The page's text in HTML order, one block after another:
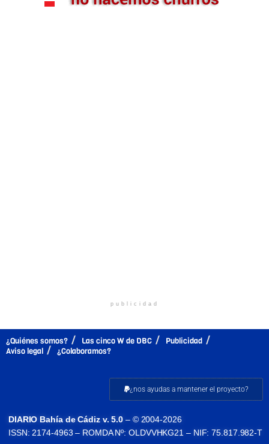
publicidad
¿Quiénes somos? Las cinco W de DBC
Publicidad
Aviso legal
¿Colaboramos?
¿nos ayudas a mantener el proyecto?
DIARIO Bahía de Cádiz v. 5.0 – © 2004-2026
ISSN: 2174-4963 – ROMDA Nº: OLDVVHKG21 – NIF: 75.817.982-T